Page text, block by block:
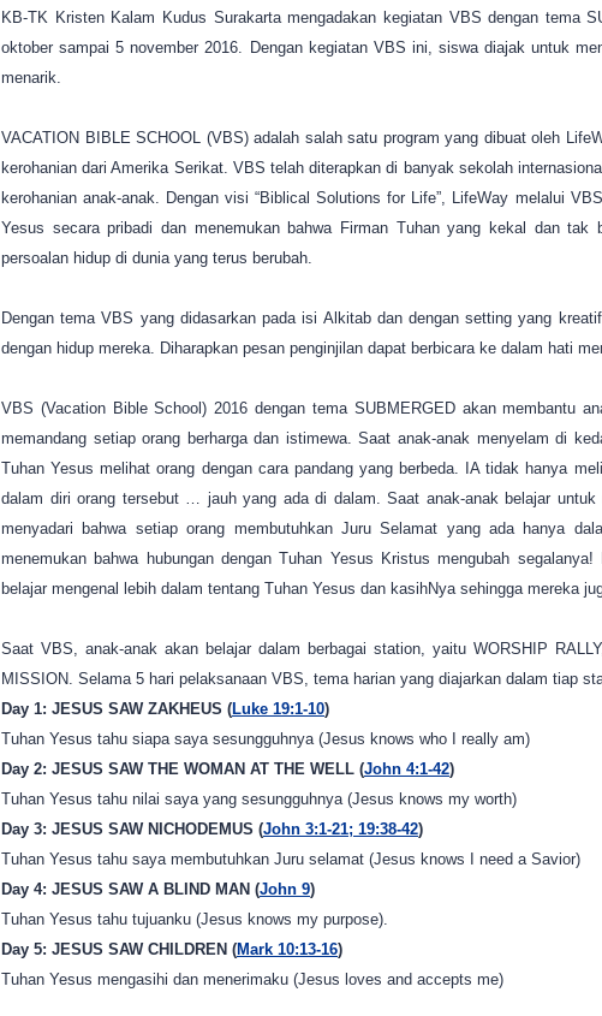
KB-TK Kristen Kalam Kudus Surakarta mengadakan kegiatan VBS dengan tema
oktober sampai 5 november 2016. Dengan kegiatan VBS ini, siswa diajak untuk
menarik.
VACATION BIBLE SCHOOL (VBS) adalah salah satu program yang dibuat oleh
kerohanian dari Amerika Serikat. VBS telah diterapkan di banyak sekolah
kerohanian anak-anak. Dengan visi “Biblical Solutions for Life”, LifeWay melalui
Yesus secara pribadi dan menemukan bahwa Firman Tuhan yang kekal dan tak
persoalan hidup di dunia yang terus berubah.
Dengan tema VBS yang didasarkan pada isi Alkitab dan dengan setting yang
dengan hidup mereka. Diharapkan pesan penginjilan dapat berbicara ke dalam hati
VBS (Vacation Bible School) 2016 dengan tema SUBMERGED akan membantu
memandang setiap orang berharga dan istimewa. Saat anak-anak menyelam di
Tuhan Yesus melihat orang dengan cara pandang yang berbeda. IA tidak hanya
dalam diri orang tersebut … jauh yang ada di dalam. Saat anak-anak belajar
menyadari bahwa setiap orang membutuhkan Juru Selamat yang ada hanya
menemukan bahwa hubungan dengan Tuhan Yesus Kristus mengubah
belajar mengenal lebih dalam tentang Tuhan Yesus dan kasihNya sehingga mereka
Saat VBS, anak-anak akan belajar dalam berbagai station, yaitu WORSHIP
MISSION. Selama 5 hari pelaksanaan VBS, tema harian yang diajarkan dalam tiap
Day 1: JESUS SAW ZAKHEUS (Luke 19:1-10)
Tuhan Yesus tahu siapa saya sesungguhnya (Jesus knows who I really am)
Day 2: JESUS SAW THE WOMAN AT THE WELL (John 4:1-42)
Tuhan Yesus tahu nilai saya yang sesungguhnya (Jesus knows my worth)
Day 3: JESUS SAW NICHODEMUS (John 3:1-21; 19:38-42)
Tuhan Yesus tahu saya membutuhkan Juru selamat (Jesus knows I need a Savior)
Day 4: JESUS SAW A BLIND MAN (John 9)
Tuhan Yesus tahu tujuanku (Jesus knows my purpose).
Day 5: JESUS SAW CHILDREN (Mark 10:13-16)
Tuhan Yesus mengasihi dan menerimaku (Jesus loves and accepts me)